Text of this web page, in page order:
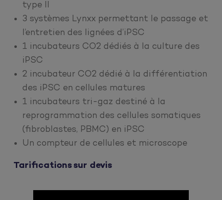
type II
3 systèmes Lynxx permettant le passage et
l’entretien des lignées d’iPSC
1 incubateurs CO2 dédiés à la culture des
iPSC
2 incubateur CO2 dédié à la différentiation
des iPSC en cellules matures
1 incubateurs tri-gaz destiné à la
reprogrammation des cellules somatiques
(fibroblastes, PBMC) en iPSC
Un compteur de cellules et microscope
Tarifications sur devis